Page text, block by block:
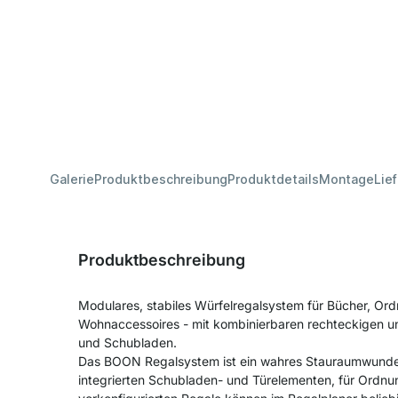
GalerieProduktbeschreibungProduktdetailsMontage
Produktbeschreibung
Modulares, stabiles Würfelregalsystem für Bücher,
Wohnaccessoires - mit kombinierbaren rechteckigen
und Schubladen.
Das BOON Regalsystem ist ein wahres
integrierten Schubladen- und Türelementen, für